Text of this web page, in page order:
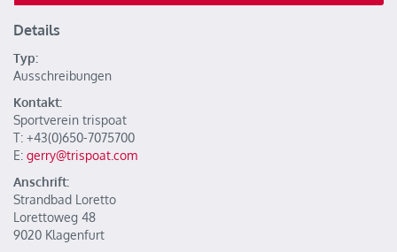
Details
Typ:
Ausschreibungen
Kontakt:
Sportverein trispoat
T: +43(0)650-7075700
E: gerry@trispoat.com
Anschrift:
Strandbad Loretto
Lorettoweg 48
9020 Klagenfurt